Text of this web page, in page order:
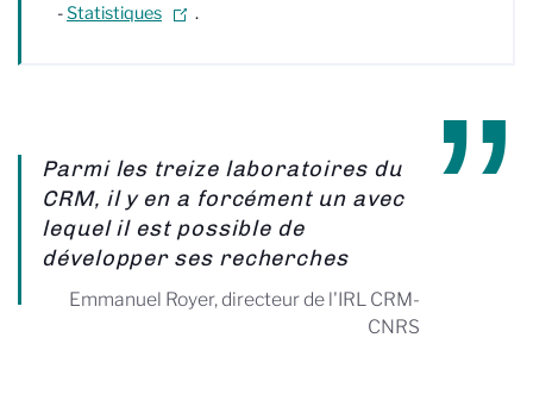
-Statistiques .
Parmi les treize laboratoires du
CRM, il y en a forcément un avec
lequel il est possible de
développer ses recherches
Emmanuel Royer, directeur de l'IRL CRM-
CNRS